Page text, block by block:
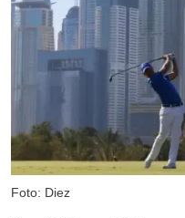
Foto: Diez